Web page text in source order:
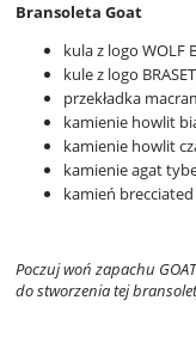
Bransoleta Goat
kula z logo WOLF
kule z logo
przekładka
kamienie howlit
kamienie howlit
kamienie agat
kamień
Poczuj woń zapachu
do stworzenia tej